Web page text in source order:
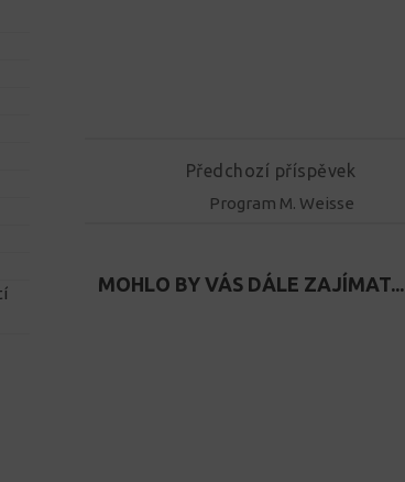
Předchozí příspěvek
Program M. Weisse
MOHLO BY VÁS DÁLE ZAJÍMAT...